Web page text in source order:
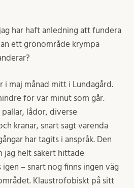
har haft anledning att fundera
ett grönområde krympa
i maj månad mitt i Lundagård.
för var minut som går.
lådor, diverse
kranar, snart sagt varenda
har tagits i anspråk. Den
jag helt säkert hittade
– snart nog finns ingen väg
Klaustrofobiskt på sitt